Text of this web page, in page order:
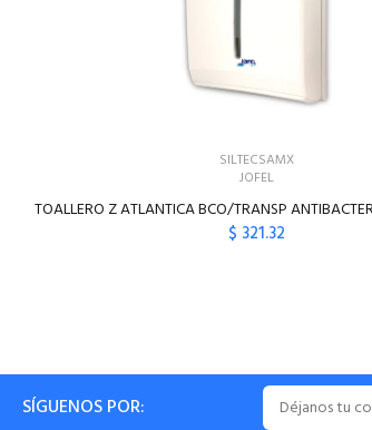
SILTECSAMX
JOFEL
TOALLERO Z ATLANTICA BCO/TRANSP
$ 321.32
SÍGUENOS POR: